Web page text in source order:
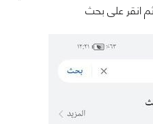
انقر على بحث